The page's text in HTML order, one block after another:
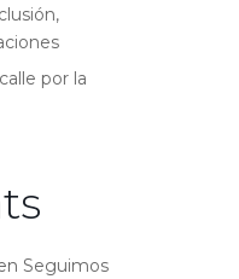
por la
Seguimos